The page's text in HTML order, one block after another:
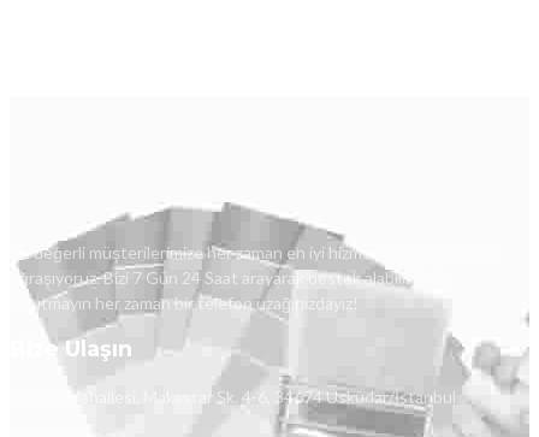
Siz değerli müşterilerimize her zaman en iyi hizmeti verebilmek için
uğraşıyoruz. Bizi 7 Gün 24 Saat arayarak destek alabilirsiniz.
Unutmayın her zaman bir telefon uzağınızdayız!
Bize Ulaşın
İcadiye Mahallesi, Makastar Sk. 4-6, 34674 Üsküdar/İstanbul